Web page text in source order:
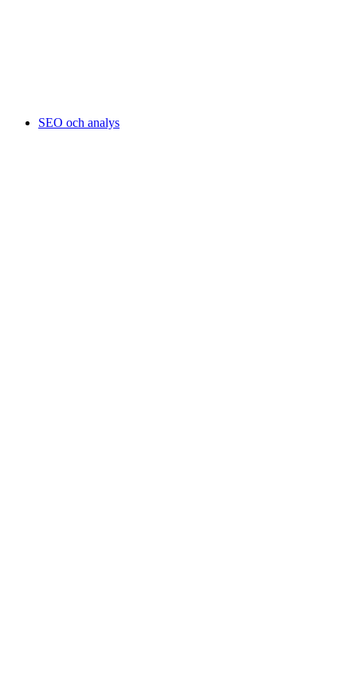
SEO och analys